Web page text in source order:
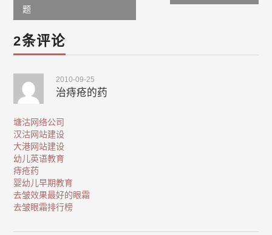
navigation
题
2条评论
2010-09-25
治痔疮的药
塘沽网络公司
汉沽网站建设
大港网站建设
幼儿英语教育
痔疮药
婴幼儿早期教育
去皱效果最好的眼霜
去皱眼霜排行榜